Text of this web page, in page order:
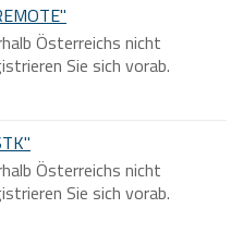
Österreichs nicht
Sie sich vorab.
Österreichs nicht
Sie sich vorab.